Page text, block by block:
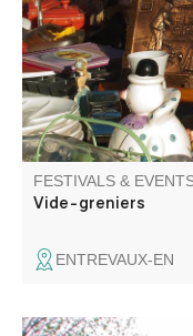
FESTIVALS &
Vide-greniers
ENTREVAUX-EN